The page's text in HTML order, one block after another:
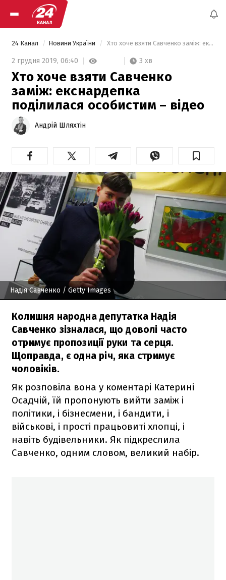
24 Канал Новини України Хто хоче взяти Савченко заміж: екснардепка поділилася особистим – відео
2 грудня 2019, 06:40 3 хв
Хто хоче взяти Савченко
заміж: екснардепка
поділилася особистим – відео
Андрій Шляхтін
Надія Савченко / Getty Images
Колишня народна депутатка Надія
Савченко зізналася, що доволі часто
отримує пропозиції руки та серця.
Щоправда, є одна річ, яка стримує
чоловіків.
Як розповіла вона у коментарі Катерині
Осадчій, їй пропонують вийти заміж і
політики, і бізнесмени, і бандити, і
військові, і прості працьовиті хлопці, і
навіть будівельники. Як підкреслила
Савченко, одним словом, великий набір.